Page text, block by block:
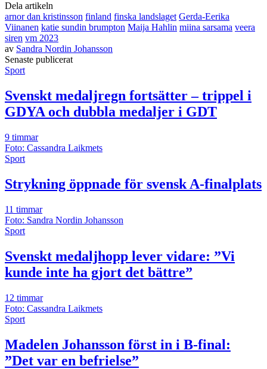
Dela artikeln
arnor dan kristinsson finland finska landslaget Gerda-Eerika
Viinanen katie sundin brumpton Maija Hahlin miina sarsama veera
siren vm 2023
av Sandra Nordin Johansson
Senaste publicerat
Sport
Svenskt medaljregn fortsätter – trippel i
GDYA och dubbla medaljer i GDT
9 timmar
Foto: Cassandra Laikmets
Sport
Strykning öppnade för svensk A-finalplats
11 timmar
Foto: Sandra Nordin Johansson
Sport
Svenskt medaljhopp lever vidare: ”Vi
kunde inte ha gjort det bättre”
12 timmar
Foto: Cassandra Laikmets
Sport
Madelen Johansson först in i B-final:
”Det var en befrielse”